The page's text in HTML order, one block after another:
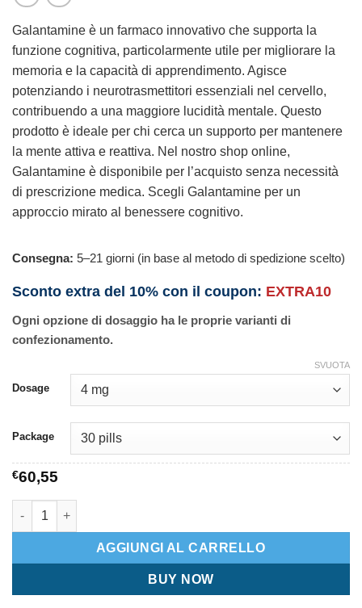
Galantamine è un farmaco innovativo che supporta la
funzione cognitiva, particolarmente utile per migliorare la
memoria e la capacità di apprendimento. Agisce
potenziando i neurotrasmettitori essenziali nel cervello,
contribuendo a una maggiore lucidità mentale. Questo
prodotto è ideale per chi cerca un supporto per mantenere
la mente attiva e reattiva. Nel nostro shop online,
Galantamine è disponibile per l’acquisto senza necessità
di prescrizione medica. Scegli Galantamine per un
approccio mirato al benessere cognitivo.
Consegna: 5–21 giorni (in base al metodo di spedizione scelto)
Sconto extra del 10% con il coupon: EXTRA10
Ogni opzione di dosaggio ha le proprie varianti di
confezionamento.
Dosage
Package
SVUOTA
€60,55
Galantamine quantità
AGGIUNGI AL CARRELLO
BUY NOW